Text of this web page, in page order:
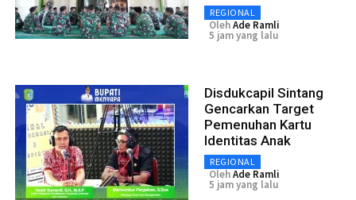
REGIONAL
OlehAde Ramli
5 jam yang lalu
Disdukcapil Sintang
Gencarkan Target
Pemenuhan Kartu
Identitas Anak
REGIONAL
OlehAde Ramli
5 jam yang lalu